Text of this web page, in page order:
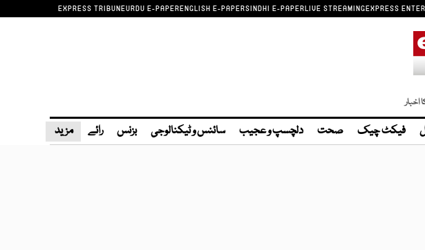
EXPRESS TRIBUNEURDU E-PAPERENGLISH E-PAPERSINDHI E-PAPERLIVE STREAMINGEXPRESS
اخبار
فیکٹ چیک صحت دلچسپ و عجیب سائنس و ٹیکنالوجی بزنس رائے مزید